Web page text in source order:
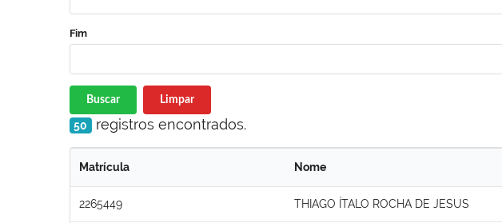
Fim
Buscar Limpar
50 registros encontrados.
Matrícula Nome
2265449 THIAGO ÍTALO ROCHA DE JESUS